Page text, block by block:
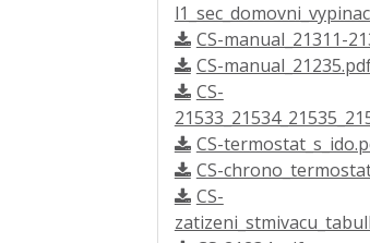
CS-manual_21311-
CS-
CS-
CS-
CS-
CS-